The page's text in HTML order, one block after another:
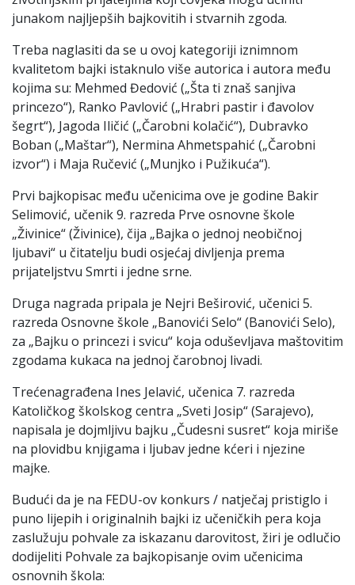
junakom najljepših bajkovitih i stvarnih zgoda.
Treba naglasiti da se u ovoj kategoriji iznimnom
kvalitetom bajki istaknulo više autorica i autora među
kojima su: Mehmed Đedović („Šta ti znaš sanjiva
princezo“), Ranko Pavlović („Hrabri pastir i đavolov
šegrt“), Jagoda Iličić („Čarobni kolačić“), Dubravko
Boban („Maštar“), Nermina Ahmetspahić („Čarobni
izvor“) i Maja Ručević („Munjko i Pužikuća“).
Prvi bajkopisac među učenicima ove je godine Bakir
Selimović, učenik 9. razreda Prve osnovne škole
„Živinice“ (Živinice), čija „Bajka o jednoj neobičnoj
ljubavi“ u čitatelju budi osjećaj divljenja prema
prijateljstvu Smrti i jedne srne.
Druga nagrada pripala je Nejri Beširović, učenici 5.
razreda Osnovne škole „Banovići Selo“ (Banovići Selo),
za „Bajku o princezi i svicu“ koja oduševljava maštovitim
zgodama kukaca na jednoj čarobnoj livadi.
Trećenagrađena Ines Jelavić, učenica 7. razreda
Katoličkog školskog centra „Sveti Josip“ (Sarajevo),
napisala je dojmljivu bajku „Čudesni susret“ koja miriše
na plovidbu knjigama i ljubav jedne kćeri i njezine
majke.
Budući da je na FEDU-ov konkurs / natječaj pristiglo i
puno lijepih i originalnih bajki iz učeničkih pera koja
zaslužuju pohvale za iskazanu darovitost, žiri je odlučio
dodijeliti Pohvale za bajkopisanje ovim učenicima
osnovnih škola: